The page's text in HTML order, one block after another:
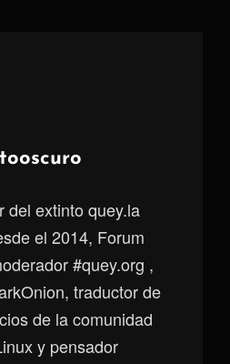
del extinto quey.la
el 2014, Forum
#quey.org ,
traductor de
de la comunidad
y pensador